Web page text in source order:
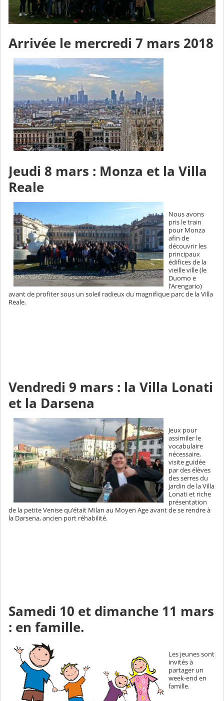
Arrivée le mercredi 7 mars 2018
Jeudi 8 mars : Monza et la Villa
Reale
Nous avons
pris le train
pour Monza
afin de
découvrir les
principaux
édifices de la
vieille ville (le
Duomo e
l'Arengario)
avant de profiter sous un soleil radieux du magnifique parc de la Villa
Reale.
Vendredi 9 mars : la Villa Lonati
et la Darsena
Jeux pour
assimiler le
vocabulaire
nécessaire,
visite guidée
par des élèves
des serres du
jardin de la Villa
Lonati et riche
présentation
de la petite Venise qu'était Milan au Moyen Age avant de se rendre à
la Darsena, ancien port réhabilité.
Samedi 10 et dimanche 11 mars
: en famille.
Les jeunes sont
invités à
partager un
week-end en
famille.